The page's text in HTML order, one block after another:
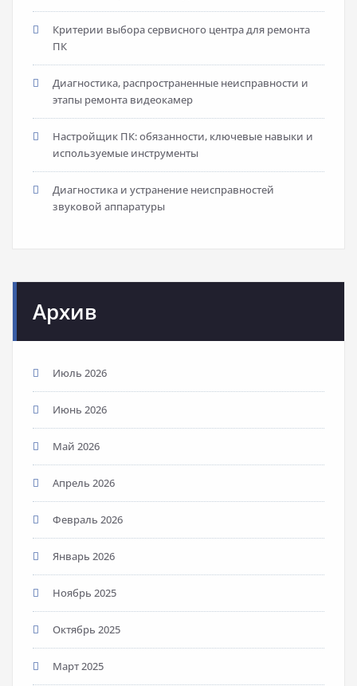
Критерии выбора сервисного центра для ремонта
ПК
Диагностика, распространенные неисправности и
этапы ремонта видеокамер
Настройщик ПК: обязанности, ключевые навыки и
используемые инструменты
Диагностика и устранение неисправностей
звуковой аппаратуры
Архив
Июль 2026
Июнь 2026
Май 2026
Апрель 2026
Февраль 2026
Январь 2026
Ноябрь 2025
Октябрь 2025
Март 2025